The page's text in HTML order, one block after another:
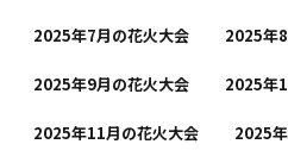
2025年7月の花火大会 2025年
2025年9月の花火大会 2025年
2025年11月の花火大会 2025